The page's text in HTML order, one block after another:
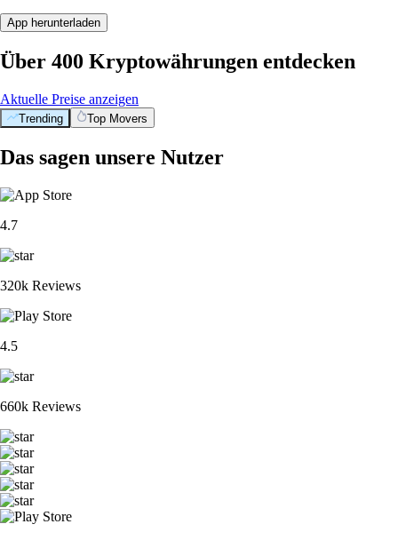
App herunterladen
Über 400 Kryptowährungen entdecken
Aktuelle Preise anzeigen
Trending Top Movers
Das sagen unsere Nutzer
4.7
320k Reviews
4.5
660k Reviews